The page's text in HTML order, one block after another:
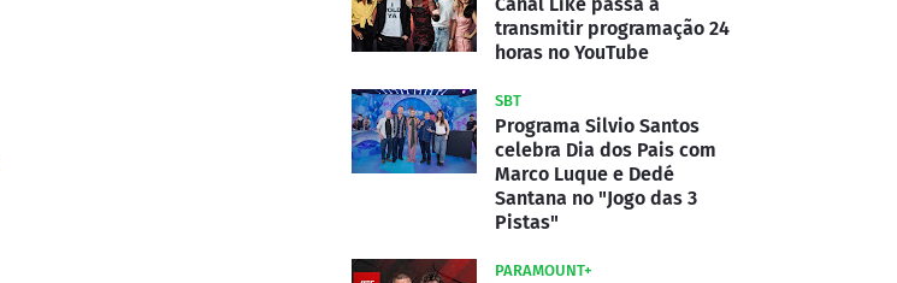
transmitir programação 24
horas no YouTube
SBT
Programa Silvio Santos
celebra Dia dos Pais com
Marco Luque e Dedé
Santana no "Jogo das 3
Pistas"
PARAMOUNT+